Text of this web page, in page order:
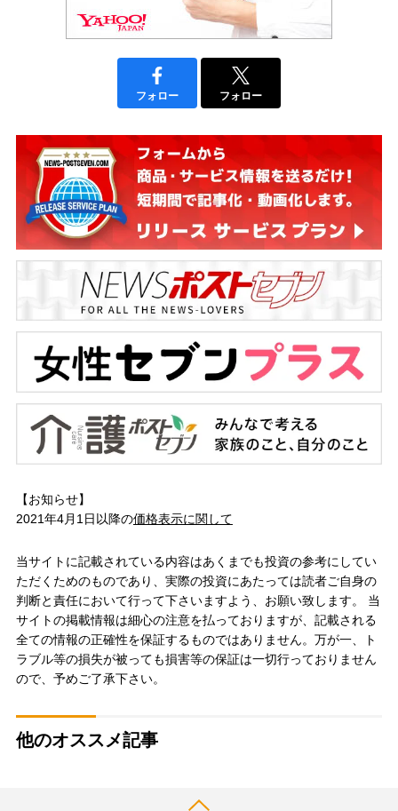
フォロー フォロー
【お知らせ】
2021年4月1日以降の価格表示に関して
当サイトに記載されている内容はあくまでも投資の参考にしてい
ただくためのものであり、実際の投資にあたっては読者ご自身の
判断と責任において行って下さいますよう、お願い致します。 当
サイトの掲載情報は細心の注意を払っておりますが、記載される
全ての情報の正確性を保証するものではありません。万が一、ト
ラブル等の損失が被っても損害等の保証は一切行っておりません
ので、予めご了承下さい。
他のオススメ記事